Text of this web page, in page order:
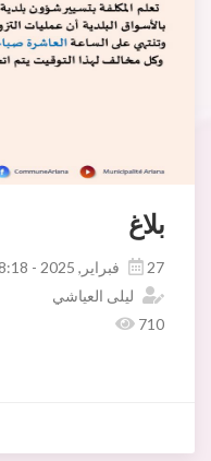
بلاغ
27 فبراير, 2025 - 18:18
ليلى العياشي
710